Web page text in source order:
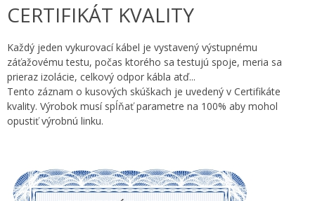
CERTIFIKÁT KVALITY
Každý jeden vykurovací kábel je vystavený výstupnému
záťažovému testu, počas ktorého sa testujú spoje, meria sa
prieraz izolácie, celkový odpor kábla atď...
Tento záznam o kusových skúškach je uvedený v Certifikáte
kvality. Výrobok musí spĺňať parametre na 100% aby mohol
opustiť výrobnú linku.